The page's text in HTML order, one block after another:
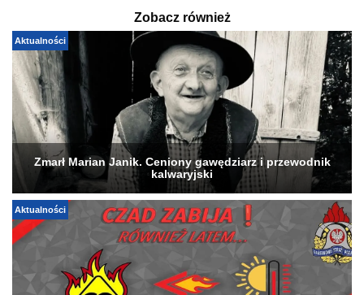
Zobacz również
Aktualności
Zmarł Marian Janik. Ceniony gawędziarz i przewodnik
kalwaryjski
Aktualności